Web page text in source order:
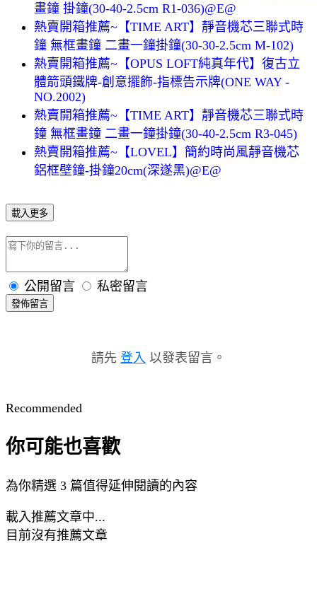
畫鐘 掛鐘(30-40-2.5cm R1-036)@E@
熱賣開箱推薦~【TIME ART】靜音機芯三聯式時
鐘 無框畫鐘 二畫一鐘掛鐘(30-30-2.5cm M-102)
熱賣開箱推薦~【OPUS LOFT純真年代】復古立
體箭頭鐵牌-創意擺飾-指標告示牌(ONE WAY -
NO.2002)
熱賣開箱推薦~【TIME ART】靜音機芯三聯式時
鐘 無框畫鐘 二畫一鐘掛鐘(30-40-2.5cm R3-045)
熱賣開箱推薦~【LOVEL】簡約時尚風靜音機芯
鋁框壁鐘-掛鐘20cm(深遂黑)@E@
載入更多
公開留言 私密留言
發佈留言
請先 登入 以發表留言。
Recommended
你可能也喜歡
為你精選 3 篇值得延伸閱讀的內容
載入推薦文章中...
目前沒有推薦文章